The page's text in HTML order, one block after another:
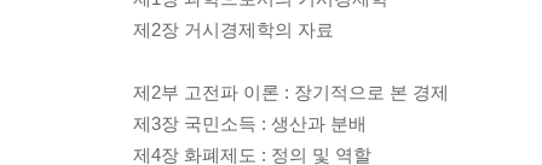
제2장 거시경제학의 자료
제2부 고전파 이론 : 장기적으로 본 경제
제3장 국민소득 : 생산과 분배
제4장 화폐제도 : 정의 및 역할